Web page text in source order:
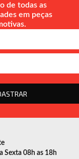
de todas as
em peças
Sexta 08h as 18h